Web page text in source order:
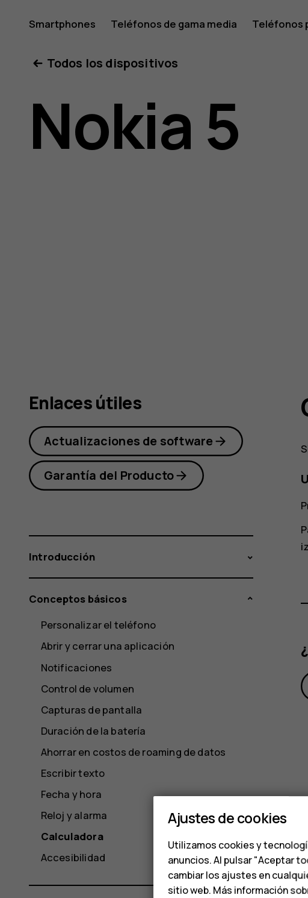
Manual
del
usuario
Smartphones Teléfonos de gama media Teléfonos
Todos los dispositivos
Nokia 5
Enlaces útiles
Actualizaciones de software
Garantía del Producto
Introducción
Conceptos básicos
Personalizar el teléfono
Abrir y cerrar una aplicación
Notificaciones
Control de volumen
Capturas de pantalla
Duración de la batería
Ahorrar en costos de roaming de datos
Escribir texto
Fecha y hora
Reloj y alarma
Calculadora
Accesibilidad
Ajustes de cookies
Utilizamos cookies y
anuncios. Al pulsar "Aceptar
cambiar los ajustes en
sitio web. Más información